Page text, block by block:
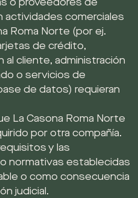
o proveedores de
actividades comerciales
Roma Norte (por ej.
de crédito,
cliente, administración
o servicios de
de datos) requieran
La Casona Roma Norte
por otra compañía.
y las
normativas establecidas
o como consecuencia
judicial.